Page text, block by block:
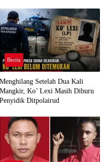
Berita
Menghilang Setelah Dua Kali
Mangkir, Ko’ Lexi Masih Diburu
Penyidik Ditpolairud